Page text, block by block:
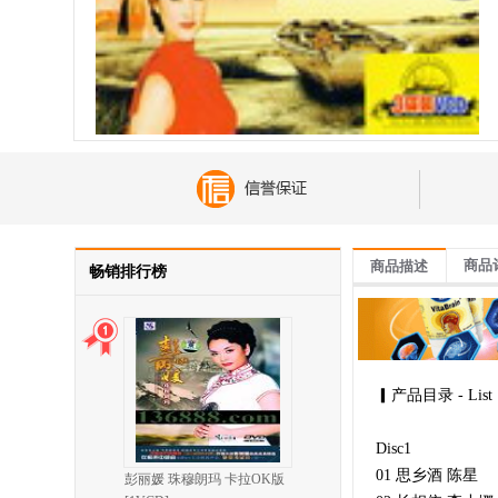
畅销排行榜
彭丽媛 珠穆朗玛 卡拉OK版
商品描述 商品
▎产品目录 - List
Disc1
01 思乡酒 陈星